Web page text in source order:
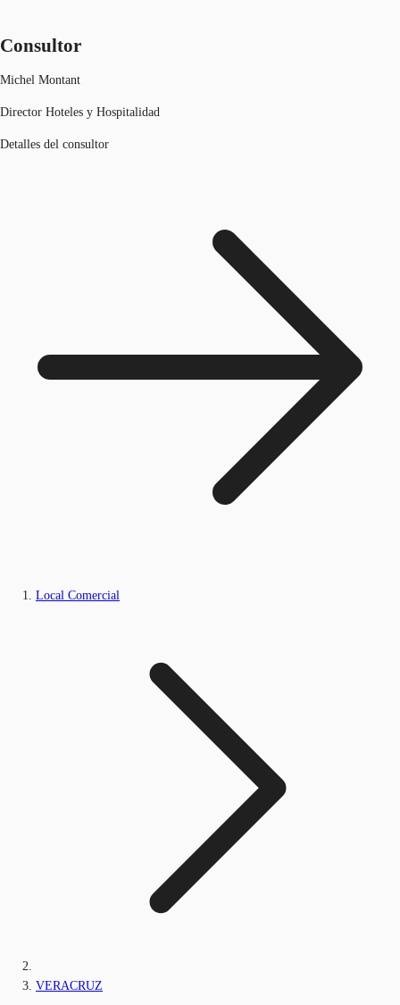
Consultor
Michel Montant
Director Hoteles y Hospitalidad
Detalles del consultor
Local Comercial
VERACRUZ